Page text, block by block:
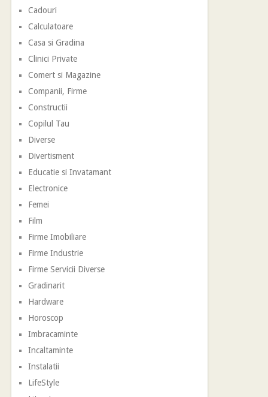
Cadouri
Calculatoare
Casa si Gradina
Clinici Private
Comert si Magazine
Companii, Firme
Constructii
Copilul Tau
Diverse
Divertisment
Educatie si Invatamant
Electronice
Femei
Film
Firme Imobiliare
Firme Industrie
Firme Servicii Diverse
Gradinarit
Hardware
Horoscop
Imbracaminte
Incaltaminte
Instalatii
LifeStyle